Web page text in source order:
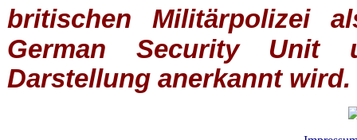
britischen
Militärpolizei
German Security Unit
Darstellung anerkannt wird.